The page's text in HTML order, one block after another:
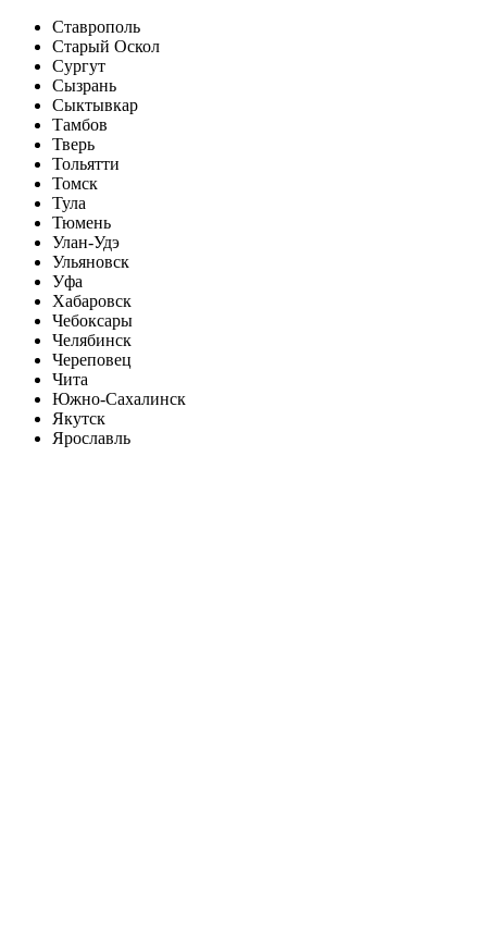
Ставрополь
Старый Оскол
Сургут
Сызрань
Сыктывкар
Тамбов
Тверь
Тольятти
Томск
Тула
Тюмень
Улан-Удэ
Ульяновск
Уфа
Хабаровск
Чебоксары
Челябинск
Череповец
Чита
Южно-Сахалинск
Якутск
Ярославль